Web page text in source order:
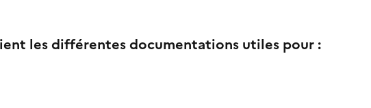
les différentes documentations utiles pour :